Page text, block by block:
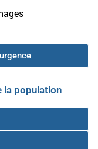
la population